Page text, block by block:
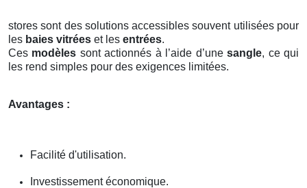
stores sont des solutions accessibles souvent utilisées pour
les baies vitrées et les entrées.
Ces modèles sont actionnés à l’aide d’unesangle, ce qui
les rend simples pour des exigences limitées.
Avantages :
Facilité d'utilisation.
Investissement économique.